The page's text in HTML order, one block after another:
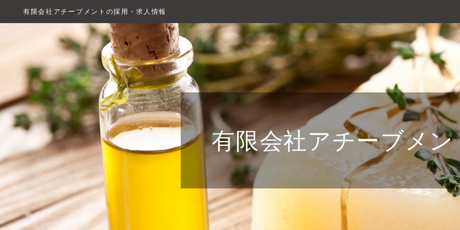
有限会社アチーブメントの採用・求人情報
有限会社アチーブメン